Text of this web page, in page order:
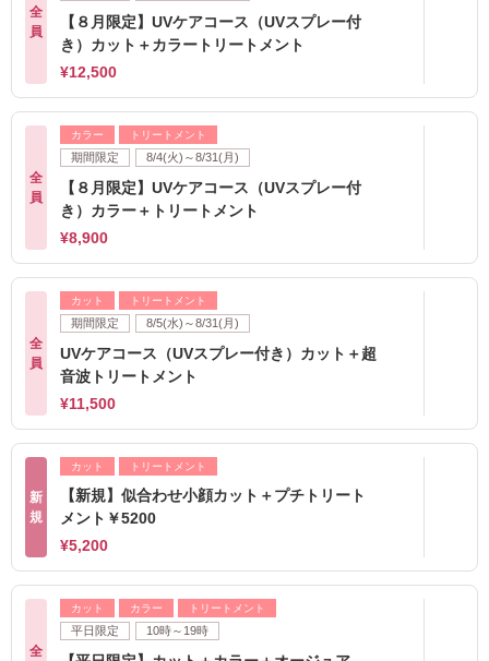
全
員
【８月限定】UVケアコース（UVスプレー付
き）カット＋カラートリートメント
¥12,500
全
員
カラー トリートメント
期間限定 8/4(火)～8/31(月)
【８月限定】UVケアコース（UVスプレー付
き）カラー＋トリートメント
¥8,900
全
員
カット トリートメント
期間限定 8/5(水)～8/31(月)
UVケアコース（UVスプレー付き）カット＋超
音波トリートメント
¥11,500
新
規
カット トリートメント
【新規】似合わせ小顔カット＋プチトリート
メント￥5200
¥5,200
全
カット カラー トリートメント
平日限定 10時～19時